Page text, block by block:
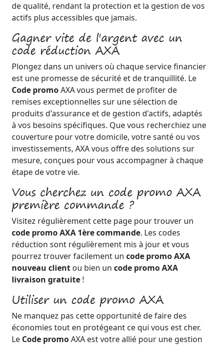
de qualité, rendant la protection et la gestion de vos
actifs plus accessibles que jamais.
Gagner vite de l'argent avec un
code réduction AXA
Plongez dans un univers où chaque service financier
est une promesse de sécurité et de tranquillité. Le
Code promoAXA vous permet de profiter de
remises exceptionnelles sur une sélection de
produits d'assurance et de gestion d'actifs, adaptés
à vos besoins spécifiques. Que vous recherchiez une
couverture pour votre domicile, votre santé ou vos
investissements, AXA vous offre des solutions sur
mesure, conçues pour vous accompagner à chaque
étape de votre vie.
Vous cherchez un code promo AXA
première commande ?
Visitez régulièrement cette page pour trouver un
code promo AXA 1ère commande. Les codes
réduction sont régulièrement mis à jour et vous
pourrez trouver facilement un code promo AXA
nouveau client ou bien un code promo AXA
livraison gratuite !
Utiliser un code promo AXA
Ne manquez pas cette opportunité de faire des
économies tout en protégeant ce qui vous est cher.
Le Code promoAXA est votre allié pour une gestion